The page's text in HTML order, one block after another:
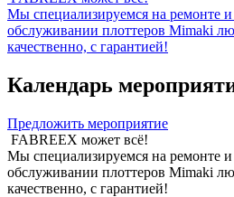
Мы специализируемся на ремонте и
обслуживании плоттеров Mimaki
качественно, с гарантией!
Календарь
Предложить мероприятие
FABREEX может всё!
Мы специализируемся на ремонте и
обслуживании плоттеров Mimaki
качественно, с гарантией!